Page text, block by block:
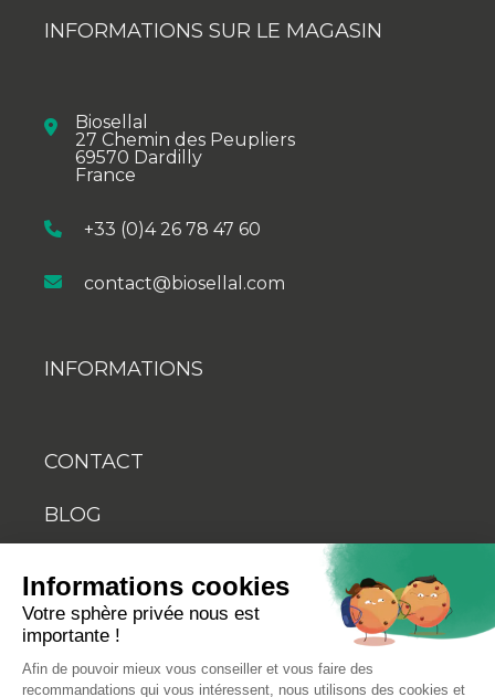
INFORMATIONS SUR LE MAGASIN
Biosellal
27 Chemin des Peupliers
69570 Dardilly
France
+33 (0)4 26 78 47 60
contact@biosellal.com
INFORMATIONS
CONTACT
BLOG
Informations cookies
Votre sphère privée nous est
importante !
Afin de pouvoir mieux vous conseiller et vous faire des
recommandations qui vous intéressent, nous utilisons des cookies et